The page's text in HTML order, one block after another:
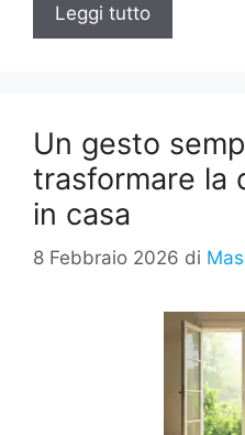
Leggi tutto
Un gesto
trasformare la
in casa
8 Febbraio 2026 di